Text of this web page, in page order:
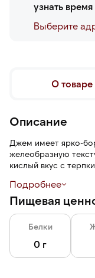
узнать
Выберите
О товаре
Описание
Джем имеет ярко-
желеобразную
кислый вкус с
растекается.
Подробнее
Пищевая
Белки
0 г